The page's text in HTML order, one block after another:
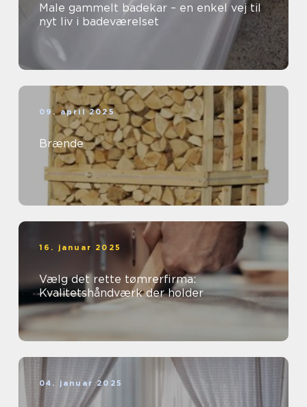
Male gammelt badekar – en enkel vej til
nyt liv i badeværelset
09. april 2025
Brænde
16. januar 2025
Vælg det rette tømrerfirma:
Kvalitetshåndværk der holder
04. januar 2025